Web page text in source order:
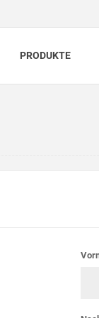
PRODUKTE